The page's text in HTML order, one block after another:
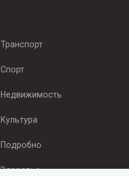
Транспорт
Спорт
Недвижимость
Культура
Подробно
Здоровье